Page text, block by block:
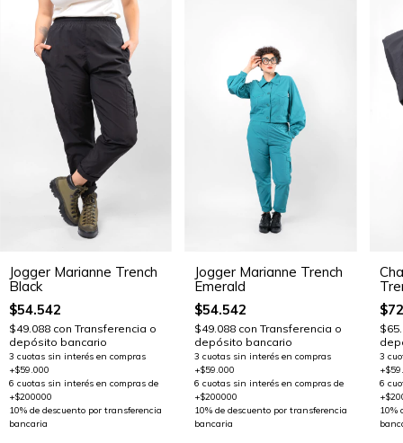
Jogger Marianne Trench
Black
$54.542
$49.088 con Transferencia o
depósito bancario
Jogger Marianne Trench
Emerald
$54.542
$49.088 con Transferencia o
depósito bancario